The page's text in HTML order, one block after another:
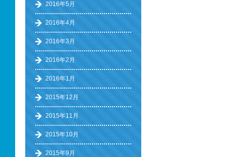
2016年5月
2016年4月
2016年3月
2016年2月
2016年1月
2015年12月
2015年11月
2015年10月
2015年9月